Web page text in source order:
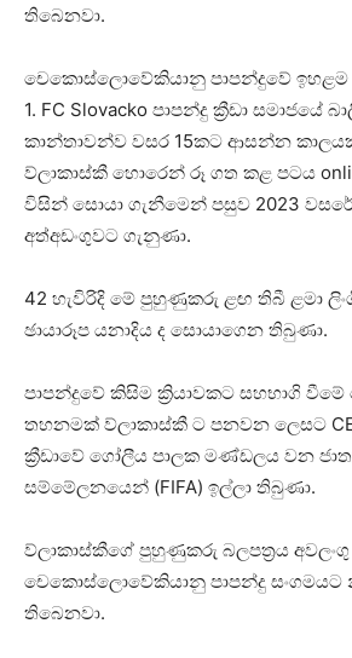
තිබෙනවා.
චෙකොස්ලොවේකියානු පාපන්දුවේ ඉහළම
1. FC Slovacko පාපන්දු ක්‍රීඩා සමාජයේ
කාන්තාවන්ව වසර 15කට ආසන්න
ව්ලාකාස්කී හොරෙන් රූ ගත කළ පටය
විසින් සොයා ගැනීමෙන් පසුව 2023
අත්අඩංගුවට ගැනුණා.
42 හැවිරිදි මේ පුහුණුකරු ළඟ තිබී ළමා
ඡායාරූප යනාදිය ද සොයාගෙන තිබුණා.
පාපන්දුවේ කිසිම ක්‍රියාවකට සහභාගි
තහනමක් ව්ලාකාස්කී ට පනවන ලෙසට
ක්‍රීඩාවේ ගෝලීය පාලක මණ්ඩලය වන
සම්මේලනයෙන් (FIFA) ඉල්ලා තිබුණා.
ව්ලාකාස්කීගේ පුහුණුකරු බලපත්‍රය
චෙකොස්ලොවේකියානු පාපන්දු
තිබෙනවා.